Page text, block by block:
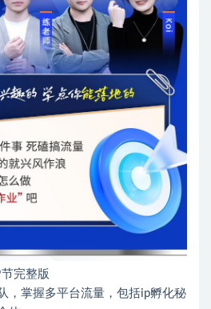
完整版
，掌握多平台流量，包括ip孵化秘